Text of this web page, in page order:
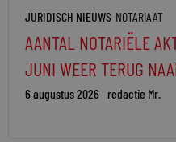
JURIDISCH NIEUWS NOTARIAAT
AANTAL NOTARIËLE
JUNI WEER TERUG
6 augustus 2026 redactie Mr.